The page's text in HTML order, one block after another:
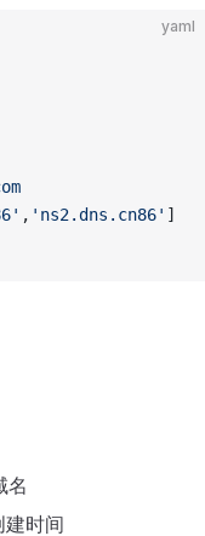
yaml
, 'ns2.dns.cn86' ]
名
时间